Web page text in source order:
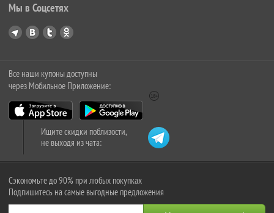
Мы в Соцсетях
Все наши купоны доступны
через Мобильное Приложение:
Ищите скидки поблизости,
не выходя из чата:
Сэкономьте до 90% при любых покупках
Подпишитесь на самые выгодные предложения